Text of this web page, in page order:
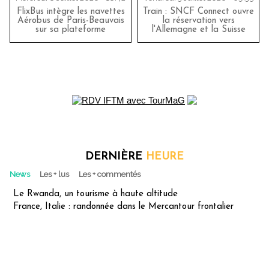
FlixBus intègre les navettes
Aérobus de Paris-Beauvais
sur sa plateforme
Train : SNCF Connect ouvre
la réservation vers
l'Allemagne et la Suisse
DERNIÈRE HEURE
News Les + lus Les + commentés
Le Rwanda, un tourisme à haute altitude
France, Italie : randonnée dans le Mercantour frontalier